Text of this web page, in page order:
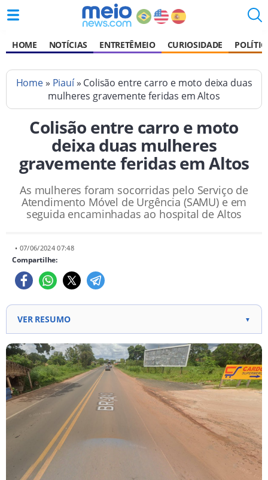
HOME NOTÍCIAS ENTRETÊMEIO CURIOSIDADE
Home» Piauí» Colisão entre carro e moto deixa duas
mulheres gravemente feridas em Altos
Colisão entre carro e moto
deixa duas mulheres
gravemente feridas em Altos
As mulheres foram socorridas pelo Serviço de
Atendimento Móvel de Urgência (SAMU) e em
seguida encaminhadas ao hospital de Altos
• 07/06/2024 07:48
Compartilhe:
VER RESUMO ▼
Duas mulheres ficaram gravemente feridas em um
acidente entre uma motocicleta e um carro na BR-
343. O acidente ocorreu em Altos, no Piauí. As
vítimas, que estavam na motocicleta, foram
socorridas pelo SAMU e encaminhadas ao hospital
de Altos. O condutor do carro não ficou ferido.
Segundo a PRF, a causa presumível do acidente foi a
falta de preferência da motocicleta ao carro.